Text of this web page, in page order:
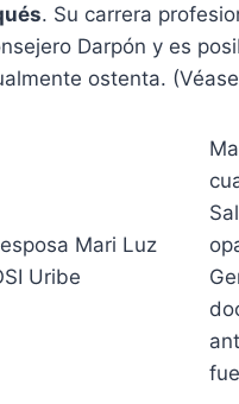
. Su carrera
Darpón y es
ostenta.